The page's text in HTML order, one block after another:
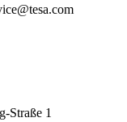
Straße 1